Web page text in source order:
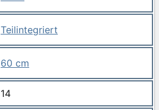
Teilintegriert
60 cm
14